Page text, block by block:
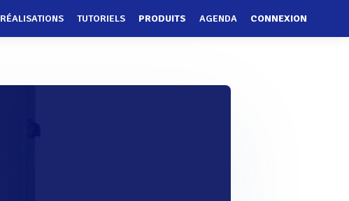
RÉALISATIONS TUTORIELS PRODUITS AGENDA CONNEXION